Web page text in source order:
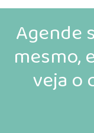
Agende
mesmo,
veja o